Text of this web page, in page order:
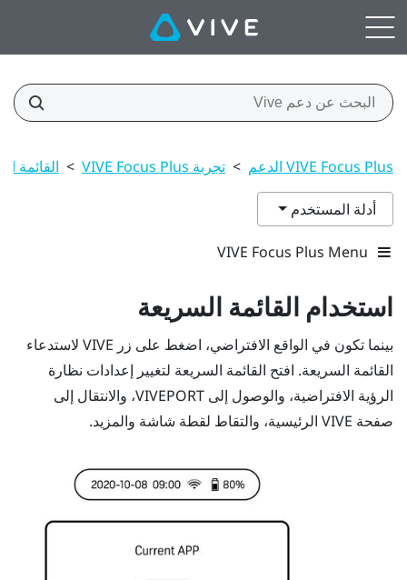
VIVE Focus Plus الدعم > تجربة VIVE Focus Plus > القائمة
أدلة المستخدم
VIVE Focus Plus Menu
استخدام القائمة السريعة
بينما تكون في الواقع الافتراضي، اضغط على زر VIVE لاستدعاء
القائمة السريعة. افتح القائمة السريعة لتغيير إعدادات نظارة
الرؤية الافتراضية، والوصول إلى VIVEPORT، والانتقال إلى
صفحة VIVE الرئيسية، والتقاط لقطة شاشة والمزيد.